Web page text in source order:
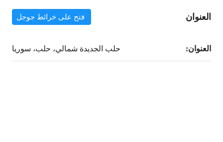
العنوان فتح على خرائط جوجل
العنوان: حلب الجديدة شمالي، حلب، سوريا